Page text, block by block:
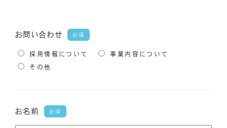
お問い合わせ 必須
採用情報について 事業内容について
その他
お名前 必須